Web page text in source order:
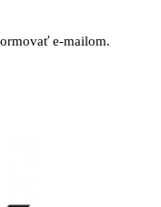
e-mailom.